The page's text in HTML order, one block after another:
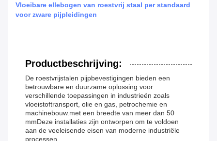
Vloeibare ellebogen van roestvrij staal per standaard
voor zware pijpleidingen
Productbeschrijving:
De roestvrijstalen pijpbevestigingen bieden een
betrouwbare en duurzame oplossing voor
verschillende toepassingen in industrieën zoals
vloeistoftransport, olie en gas, petrochemie en
machinebouw.met een breedte van meer dan 50
mmDeze installaties zijn ontworpen om te voldoen
aan de veeleisende eisen van moderne industriële
processen.